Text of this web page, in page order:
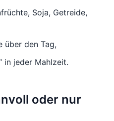
Soja, Getreide,
über den Tag,
in jeder Mahlzeit.
oder nur